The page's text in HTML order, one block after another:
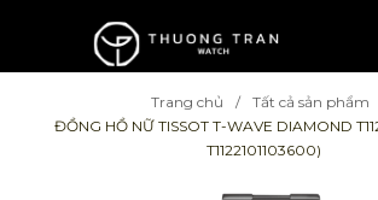
Trang chủ
Tất cả sản phẩm
ĐỒNG HỒ NỮ TISSOT T-WAVE DIAMOND
T1122101103600)